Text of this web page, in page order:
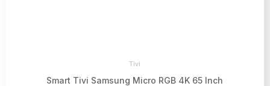
Tivi
Smart Tivi Samsung Micro RGB 4K 65 Inch